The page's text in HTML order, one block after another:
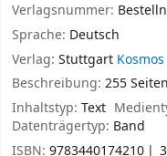
Verlagsnummer:
Sprache: Deutsch
Verlag: Stuttgart Kosmos
Beschreibung: 255
Inhaltstyp: Text
Datenträgertyp: Band
ISBN: 9783440174210